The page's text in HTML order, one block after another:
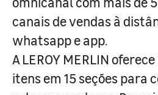
canais de vendas à
whatsapp e app.
A LEROY MERLIN
itens em 15 seções